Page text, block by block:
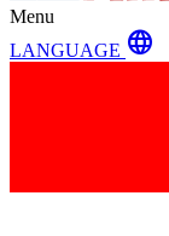
Menu
LANGUAGE language